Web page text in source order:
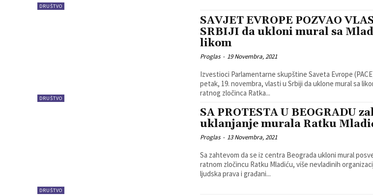
DRUŠTVO
DRUŠTVO
SAVJET EVROPE POZVAO
SRBIJI da ukloni mural sa
likom
Proglas - 19 Novembra, 2021
Izvestioci Parlamentarne skupštine Saveta Evrope
petak, 19. novembra, vlasti u Srbiji da uklone mural sa
ratnog zločinca Ratka...
DRUŠTVO
SA PROTESTA U BEOGRADU
uklanjanje murala Ratku
Proglas - 13 Novembra, 2021
Sa zahtevom da se iz centra Beograda ukloni mural
ratnom zločincu Ratku Mladiću, više nevladinih
ljudska prava i građani...